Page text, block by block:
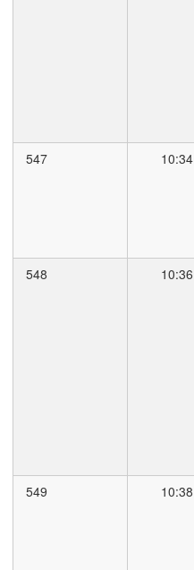
547 10:34
548 10:36
549 10:38